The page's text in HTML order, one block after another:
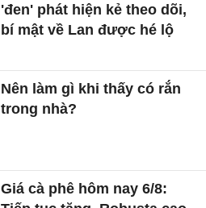
'đen' phát hiện kẻ theo dõi,
bí mật về Lan được hé lộ
Nên làm gì khi thấy có rắn
trong nhà?
Giá cà phê hôm nay 6/8: